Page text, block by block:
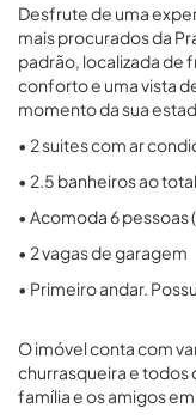
Desfrute de uma
mais procurados da
padrão, localizada de
conforto e uma vista
momento da sua
• 2 suites com ar
• 2.5 banheiros ao total
• Acomoda 6 pessoas
• 2 vagas de garagem
• Primeiro andar.
O imóvel conta com
churrasqueira e todos
família e os amigos